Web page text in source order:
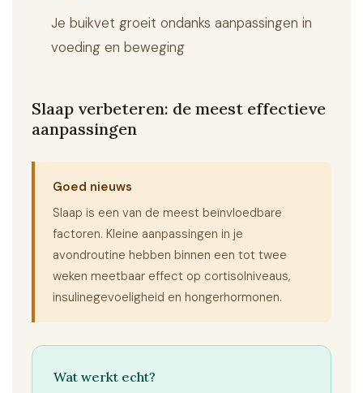
Je buikvet groeit ondanks aanpassingen in
voeding en beweging
Slaap verbeteren: de meest effectieve
aanpassingen
Goed nieuws
Slaap is een van de meest beïnvloedbare
factoren. Kleine aanpassingen in je
avondroutine hebben binnen een tot twee
weken meetbaar effect op cortisolniveaus,
insulinegevoeligheid en hongerhormonen.
Wat werkt echt?